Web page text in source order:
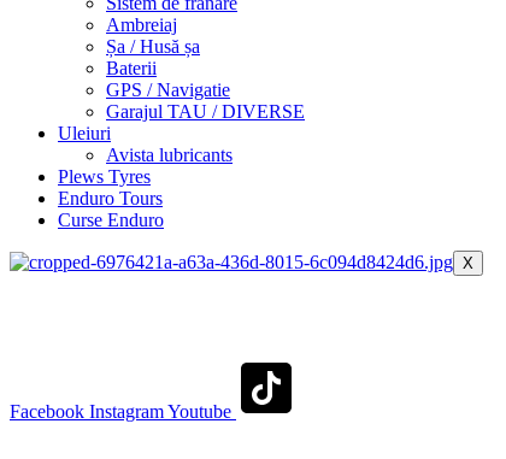
Ambreiaj
Șa / Husă șa
Baterii
GPS / Navigatie
Garajul TAU / DIVERSE
Uleiuri
Avista lubricants
Plews Tyres
Enduro Tours
Curse Enduro
X
Facebook InstagramYoutube